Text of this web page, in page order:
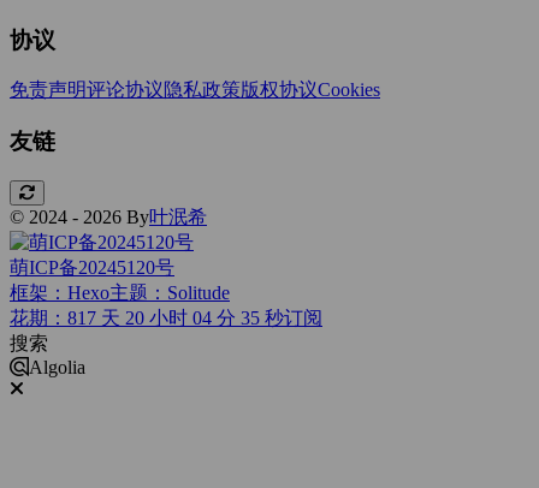
协议
免责声明评论协议隐私政策版权协议Cookies
友链
© 2024 - 2026 By叶泯希
萌ICP备20245120号
框架：Hexo主题：Solitude
花期：817 天 20 小时 04 分 36 秒订阅
搜索
Algolia